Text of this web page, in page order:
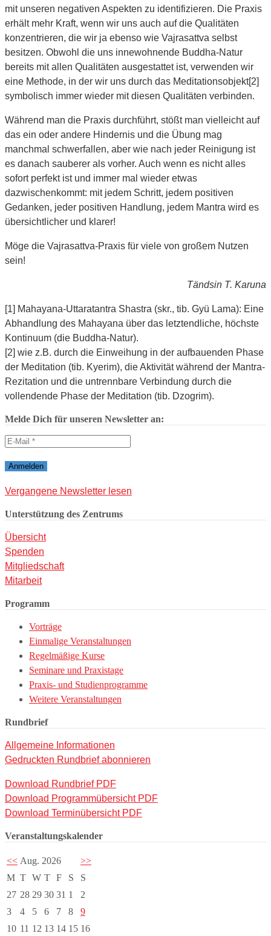
mit unseren negativen Aspekten zu identifizieren. Die Praxis
erhält mehr Kraft, wenn wir uns auch auf die Qualitäten
konzentrieren, die wir ja ebenso wie Vajrasattva selbst
besitzen. Obwohl die uns innewohnende Buddha-Natur
bereits mit allen Qualitäten ausgestattet ist, verwenden wir
eine Methode, in der wir uns durch das Meditationsobjekt[2]
symbolisch immer wieder mit diesen Qualitäten verbinden.
Während man die Praxis durchführt, stößt man vielleicht auf
das ein oder andere Hindernis und die Übung mag
manchmal schwerfallen, aber wie nach jeder Reinigung ist
es danach sauberer als vorher. Auch wenn es nicht alles
sofort perfekt ist und immer mal wieder etwas
dazwischenkommt: mit jedem Schritt, jedem positiven
Gedanken, jeder positiven Handlung, jedem Mantra wird es
übersichtlicher und klarer!
Möge die Vajrasattva-Praxis für viele von großem Nutzen
sein!
Tändsin T. Karuna
[1] Mahayana-Uttaratantra Shastra (skr., tib. Gyü Lama): Eine
Abhandlung des Mahayana über das letztendliche, höchste
Kontinuum (die Buddha-Natur).
[2] wie z.B. durch die Einweihung in der aufbauenden Phase
der Meditation (tib. Kyerim), die Aktivität während der Mantra-
Rezitation und die untrennbare Verbindung durch die
vollendende Phase der Meditation (tib. Dzogrim).
Melde Dich für unseren Newsletter an:
Vergangene Newsletter lesen
Unterstützung des Zentrums
Übersicht
Spenden
Mitgliedschaft
Mitarbeit
Programm
Vorträge
Einmalige Veranstaltungen
Regelmäßige Kurse
Seminare und Praxistage
Praxis- und Studienprogramme
Weitere Veranstaltungen
Rundbrief
Allgemeine Informationen
Gedruckten Rundbrief abonnieren
Download Rundbrief PDF
Download Programmübersicht PDF
Download Terminübersicht PDF
Veranstaltungskalender
<< Aug. 2026
>>
M T W T F S
S
27 28 29 30 31 1
2
3
4 5 6 7 8
9
10 11 12 13 14 15 16